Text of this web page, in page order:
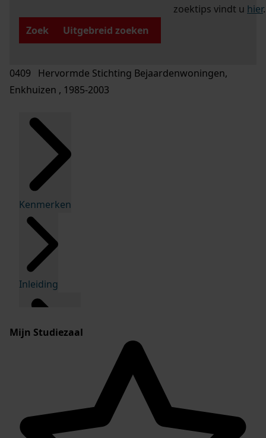
zoektips vindt u hier.
Zoek
Uitgebreid zoeken
0409 Hervormde Stichting Bejaardenwoningen,
Enkhuizen , 1985-2003
Kenmerken
Inleiding
Mijn Studiezaal